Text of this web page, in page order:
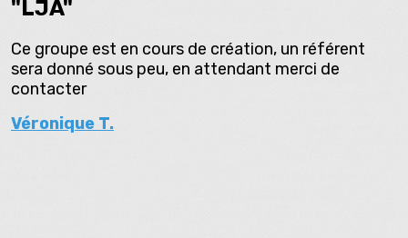
"LJA"
Ce groupe est en cours de création, un référent
sera donné sous peu, en attendant merci de
contacter
Véronique T.